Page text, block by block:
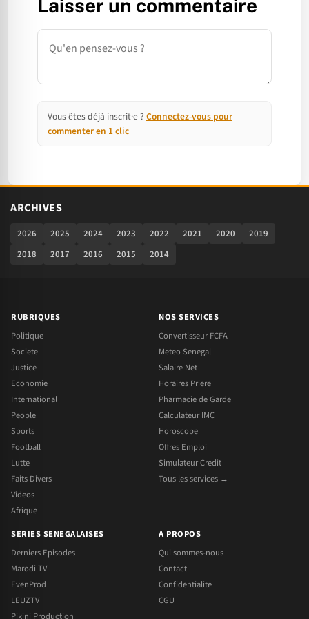
Laisser un commentaire
Commentaire
Vous êtes déjà inscrit·e ? Connectez-vous pour
commenter en 1 clic
ARCHIVES
2026 2025 2024 2023 2022 2021 2020
2019
2018
2017 2016 2015 2014
RUBRIQUES
Politique
Societe
Justice
Economie
International
People
Sports
Football
Lutte
Faits Divers
Videos
Afrique
NOS SERVICES
Convertisseur FCFA
Meteo Senegal
Salaire Net
Horaires Priere
Pharmacie de Garde
Calculateur IMC
Horoscope
Offres Emploi
Simulateur Credit
Tous les services →
SERIES SENEGALAISES
Derniers Episodes
Marodi TV
EvenProd
LEUZTV
Pikini Production
A PROPOS
Qui sommes-nous
Contact
Confidentialite
CGU